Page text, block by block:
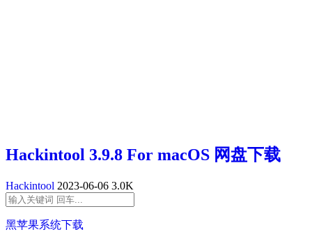
Hackintool 3.9.8 For macOS 网盘下载
Hackintool 2023-06-06 3.0K
黑苹果系统下载